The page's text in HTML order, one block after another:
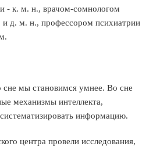
- к. м. н., врачом-сомнологом
д. м. н., профессором психиатрии
сне мы становимся умнее. Во сне
механизмы интеллекта,
информацию.
центра провели исследования,